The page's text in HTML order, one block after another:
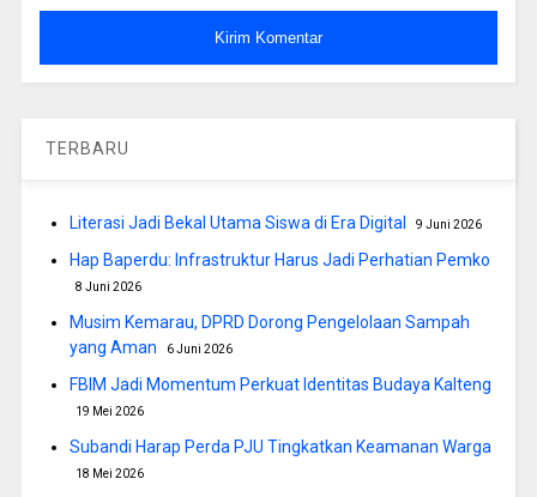
TERBARU
Literasi Jadi Bekal Utama Siswa di Era Digital 9 Juni 2026
Hap Baperdu: Infrastruktur Harus Jadi Perhatian Pemko
8 Juni 2026
Musim Kemarau, DPRD Dorong Pengelolaan Sampah
yang Aman
6 Juni 2026
FBIM Jadi Momentum Perkuat Identitas Budaya Kalteng
19 Mei 2026
Subandi Harap Perda PJU Tingkatkan Keamanan Warga
18 Mei 2026